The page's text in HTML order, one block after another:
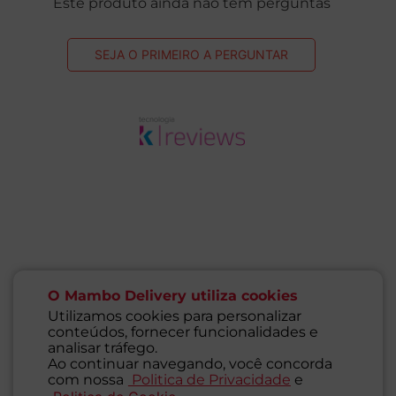
O Mambo Delivery utiliza cookies
Utilizamos cookies para personalizar
conteúdos, fornecer funcionalidades e
analisar tráfego.
Ao continuar navegando, você concorda
com nossa
Politica de Privacidade e
Produto Indisponível
Unidade
Produto Indisponível
1 Unidade
Perguntas & respostas